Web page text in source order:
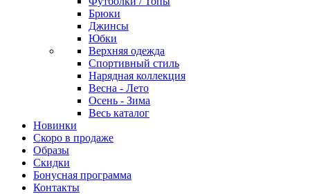
Брюки
Джинсы
Юбки
Верхняя одежда
Спортивный стиль
Нарядная коллекция
Весна - Лето
Осень - Зима
Весь каталог
Новинки
Скоро в продаже
Образы
Скидки
Бонусная программа
Контакты